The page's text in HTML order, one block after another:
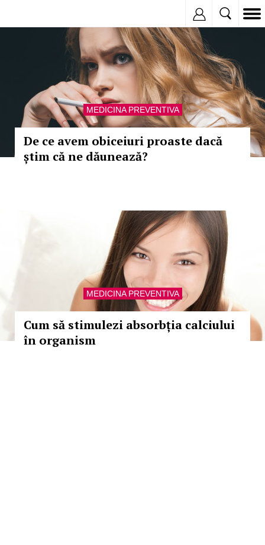
MEDICINA PREVENTIVA
De ce avem obiceiuri proaste dacă
știm că ne dăunează?
MEDICINA PREVENTIVA
Cum să stimulezi absorbția calciului
în organism